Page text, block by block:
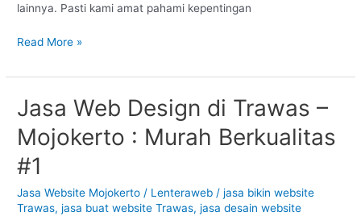
lainnya. Pasti kami amat pahami kepentingan
Read More »
Jasa Web Design di Trawas –
Mojokerto : Murah Berkualitas
#1
Jasa Website Mojokerto / Lenteraweb /jasa bikin website
Trawas,jasa buat website Trawas,jasa desain website
Jasa
Web
Design
di
Trawas
–
Mojokerto